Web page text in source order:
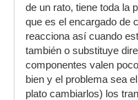
de un rato, tiene toda la
que es el encargado de
reacciona así cuando
también o substituye
componentes valen
bien y el problema sea
plato cambiarlos) los